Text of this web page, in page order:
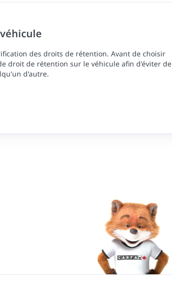
des droits de rétention. Avant de choisir
droit de rétention sur le véhicule afin d'éviter de
d'autre.